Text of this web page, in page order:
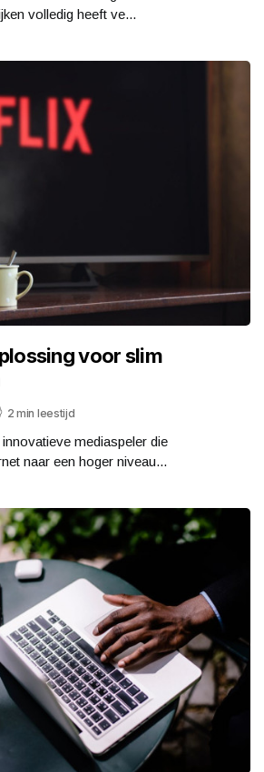
volledig heeft ve...
voor slim
2 min leestijd
mediaspeler die
naar een hoger niveau...